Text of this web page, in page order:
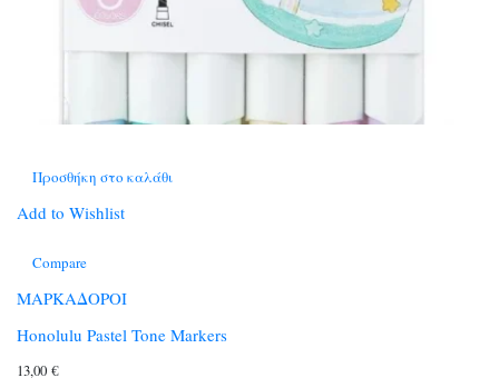
Προσθήκη στο καλάθι
Add to Wishlist
Compare
ΜΑΡΚΑΔΟΡΟΙ
Honolulu Pastel Tone Markers
13,00 €